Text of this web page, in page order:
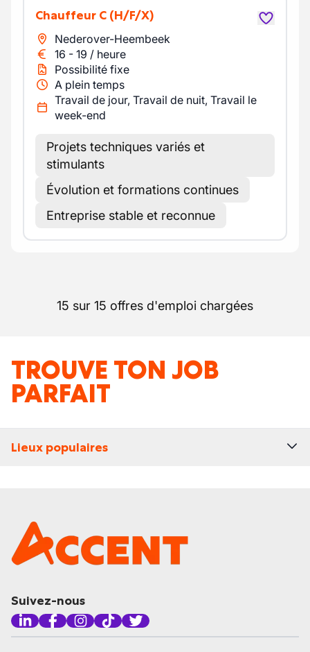
Chauffeur C (H/F/X)
Nederover-Heembeek
16 - 19 / heure
Possibilité fixe
A plein temps
Travail de jour, Travail de nuit, Travail le
week-end
Projets techniques variés et
stimulants
Évolution et formations continues
Entreprise stable et reconnue
15 sur 15 offres d'emploi chargées
TROUVE TON JOB
PARFAIT
Lieux populaires
Suivez-nous